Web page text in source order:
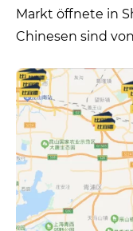
Markt öffnete in
Chinesen sind